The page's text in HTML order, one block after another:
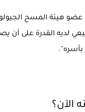
هيئة المسح
لديه القدرة على أن
بأسره".
الآن؟